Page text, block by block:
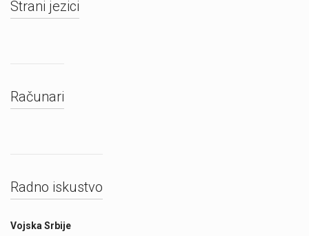
Strani jezici
Računari
Radno iskustvo
Vojska Srbije